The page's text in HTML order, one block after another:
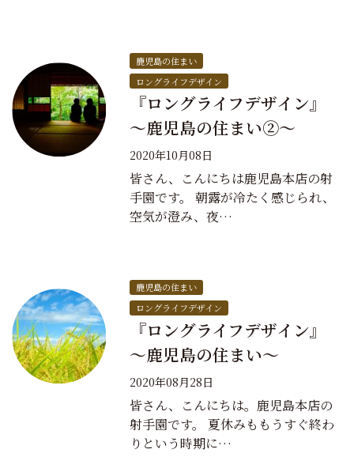
鹿児島の住まい
ロングライフデザイン
『ロングライフデザイン』
～鹿児島の住まい②～
2020年10月08日
皆さん、こんにちは鹿児島本店の射
手園です。 朝露が冷たく感じられ、
空気が澄み、夜…
鹿児島の住まい
ロングライフデザイン
『ロングライフデザイン』
～鹿児島の住まい～
2020年08月28日
皆さん、こんにちは。鹿児島本店の
射手園です。 夏休みももうすぐ終わ
りという時期に…